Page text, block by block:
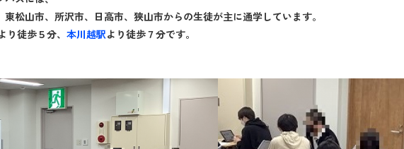
松山市、所沢市、日高市、狭山市からの生徒が主に通学しています。
り徒歩５分、 本川越駅より徒歩７分です。